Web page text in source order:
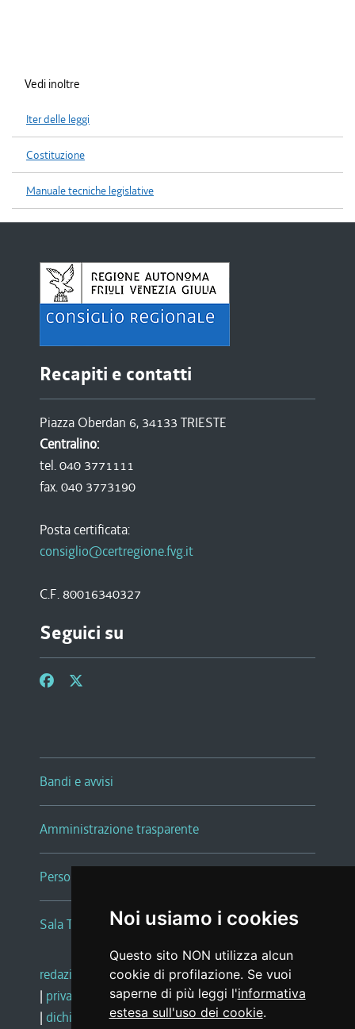
Noi usiamo i cookies
Questo sito NON utilizza alcun
cookie di profilazione. Se vuoi
saperne di più leggi l'informativa
estesa sull'uso dei cookie.
Vedi inoltre
Iter delle leggi
Costituzione
Manuale tecniche legislative
Recapiti e contatti
Piazza Oberdan 6, 34133 TRIESTE
Centralino:
tel. 040 3771111
fax. 040 3773190
Posta certificata:
consiglio@certregione.fvg.it
C.F. 80016340327
Seguici su
Bandi e avvisi
Amministrazione trasparente
Persone e Uffici
Sala Tiziano Tessitori
redazione web |note legali |glossario
| privacy
social media policy
| dichiarazione di accessibilità |feedback